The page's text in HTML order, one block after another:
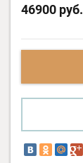
46900 руб.